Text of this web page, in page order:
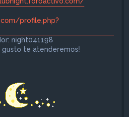
profile.php?
night041198
gusto te atenderemos!